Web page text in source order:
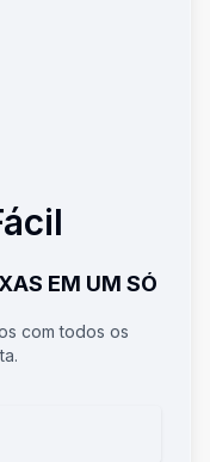
EM UM SÓ
com todos os